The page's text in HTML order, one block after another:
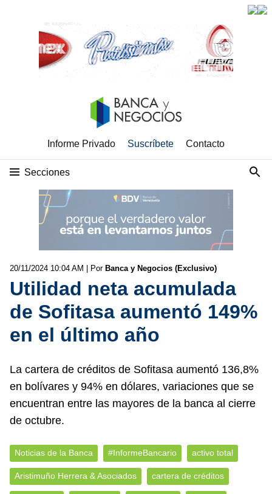
Informe Privado Suscríbete Contacto
Secciones
20/11/2024 10:04 AM | Por Banca y Negocios (Exclusivo)
Utilidad neta acumulada
de Sofitasa aumentó 149%
en el último año
La cartera de créditos de Sofitasa aumentó 136,8%
en bolívares y 94% en dólares, variaciones que se
encuentran entre las mayores de la banca al cierre
de octubre.
Noticias de la Banca #InformeBancario activo total
Aristimuño Herrera & Asociados cartera de créditos